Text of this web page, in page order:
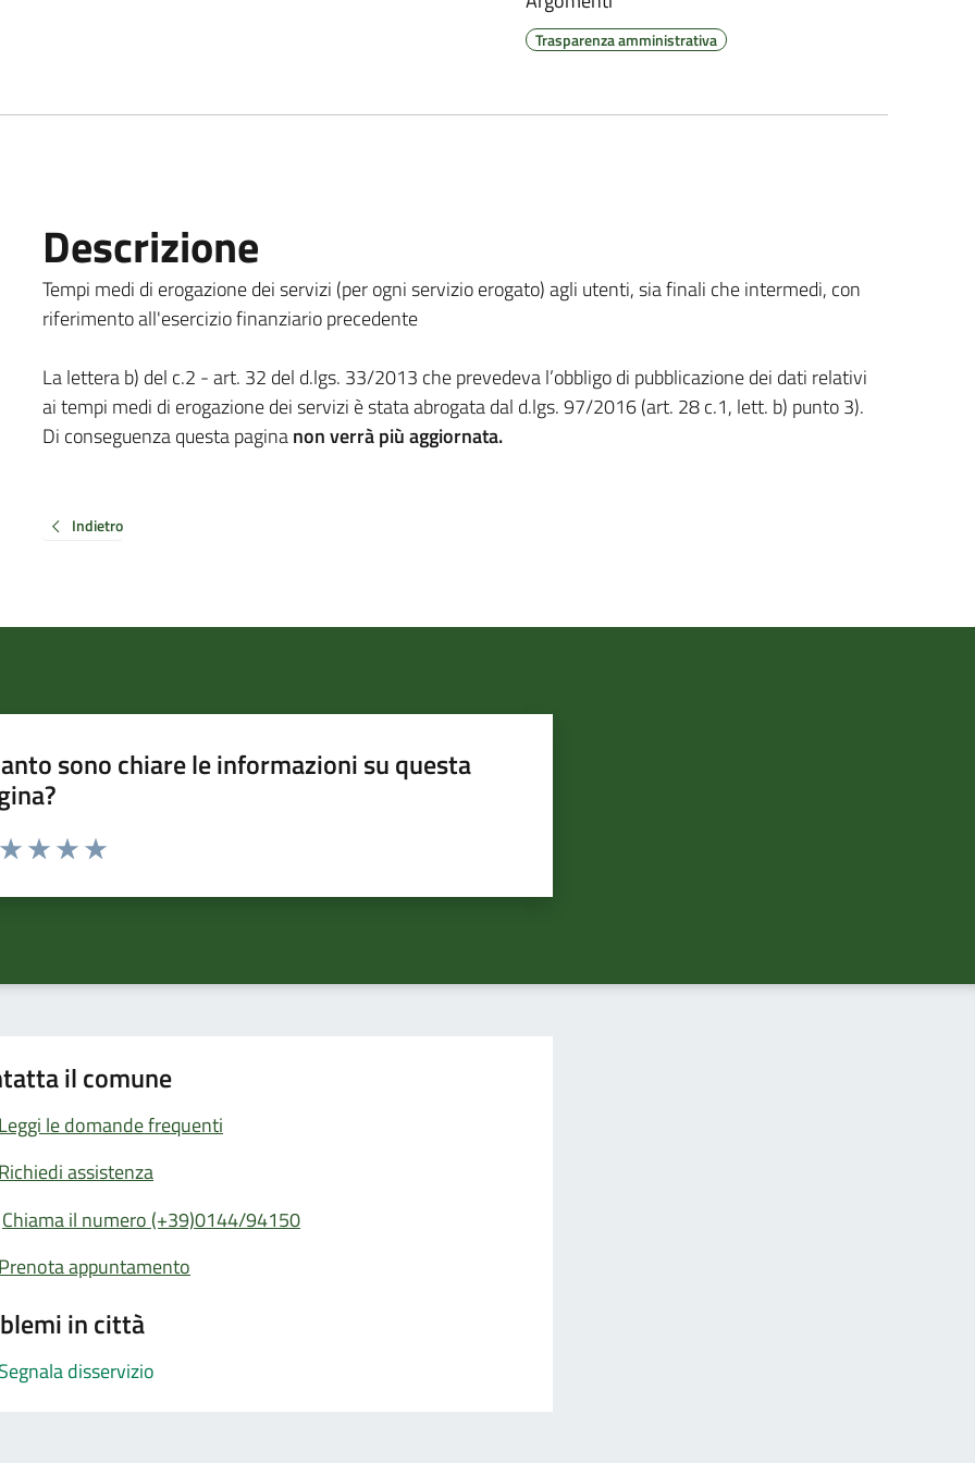
Trasparenza amministrativa
Descrizione
Tempi medi di erogazione dei servizi (per ogni servizio erogato) agli utenti, sia finali che intermedi, con
riferimento all'esercizio finanziario precedente
La lettera b) del c.2 - art. 32 del d.lgs. 33/2013 che prevedeva l’obbligo di pubblicazione dei dati relativi
ai tempi medi di erogazione dei servizi è stata abrogata dal d.lgs. 97/2016 (art. 28 c.1, lett. b) punto 3).
Di conseguenza questa paginanon verrà più aggiornata.
Indietro
sono chiare le informazioni su questa
da 1 a 5 stelle la pagina
il comune
le domande frequenti
assistenza
Chiama il numero (+39)0144/94150
appuntamento
in città
disservizio